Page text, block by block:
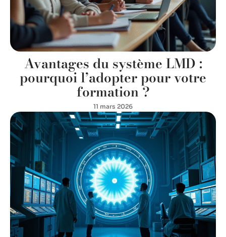
Avantages du système LMD :
pourquoi l’adopter pour votre
formation ?
11 mars 2026